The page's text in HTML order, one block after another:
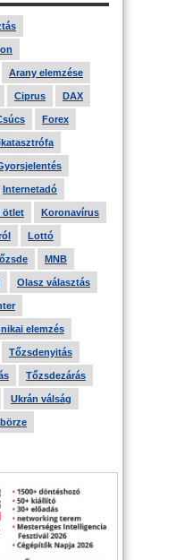
Arany elemzése
Ciprus DAX
Forex
Internetadó
ötlet Koronavírus
Lottó
MNB
Olasz választás
elemzés
Tőzsdenyitás
Tőzsdezárás
Ukrán válság